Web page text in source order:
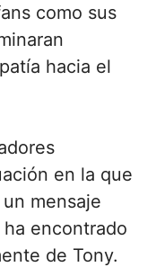
como sus
hacia el
en la que
mensaje
encontrado
de Tony.